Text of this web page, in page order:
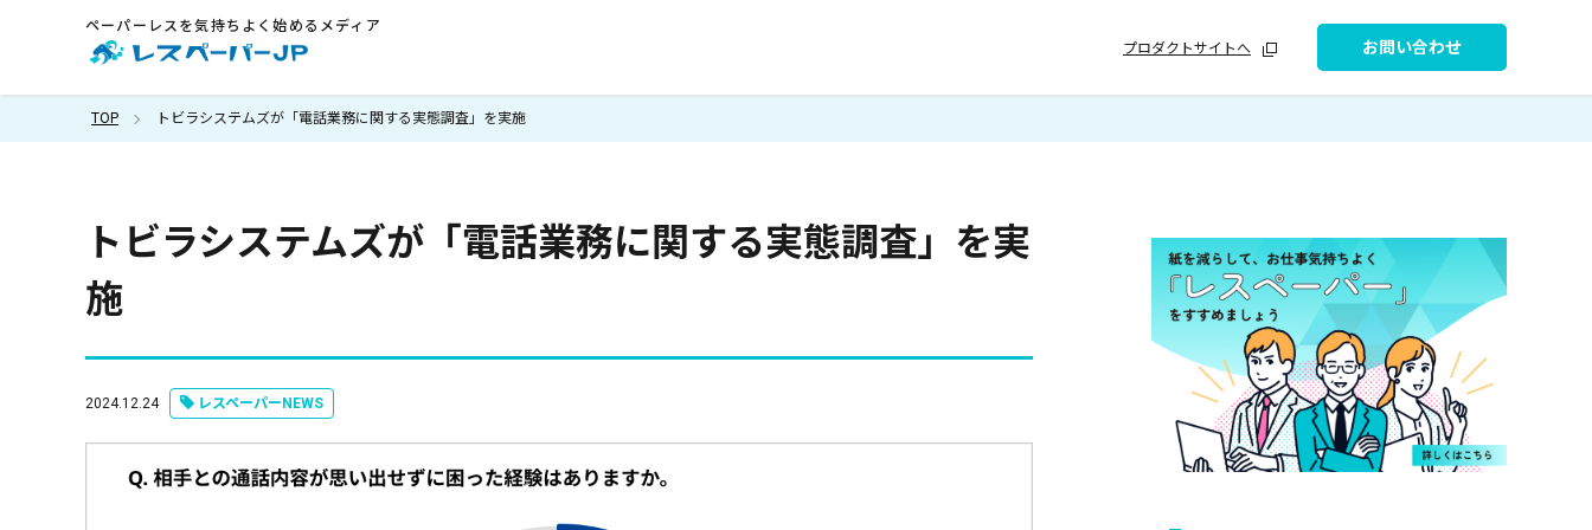
ペーパーレスを気持ちよく始めるメディア
プロダクトサイトへ
お問い合わせ
TOP トビラシステムズが「電話業務に関する実態調査」を実施
トビラシステムズが「電話業務に関する実態調査」を実
施
2024.12.24 レスペーパーNEWS